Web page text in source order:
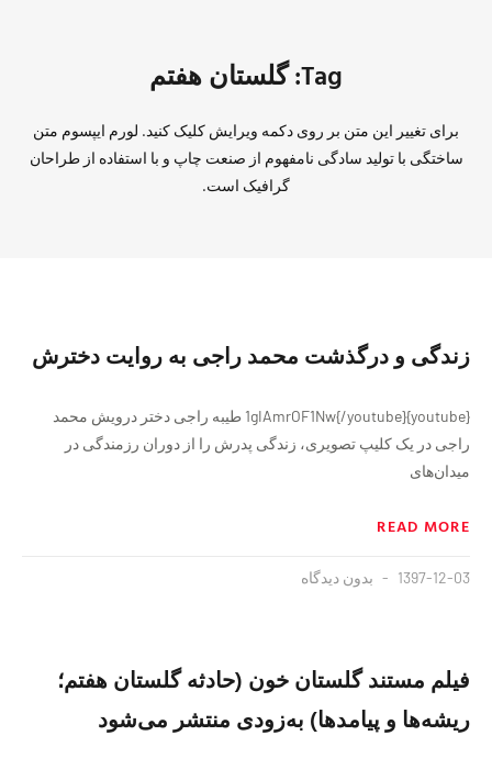
Tag: گلستان هفتم
برای تغییر این متن بر روی دکمه ویرایش کلیک کنید. لورم ایپسوم متن
ساختگی با تولید سادگی نامفهوم از صنعت چاپ و با استفاده از طراحان
گرافیک است.
زندگی و درگذشت محمد راجی به روایت دخترش
{youtube}1gIAmrOF1Nw{/youtube} طیبه راجی دختر درویش محمد
راجی در یک کلیپ تصویری، زندگی پدرش را از دوران رزمندگی در
میدان‌های
READ MORE
1397-12-03 بدون دیدگاه
فیلم مستند گلستان خون (حادثه گلستان هفتم؛
ریشه‌ها و پیامدها) به‌زودی منتشر می‌شود